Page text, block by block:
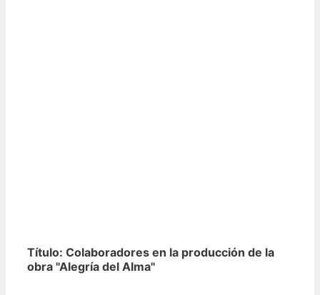
Título: Colaboradores en la producción de la
obra "Alegría del Alma"